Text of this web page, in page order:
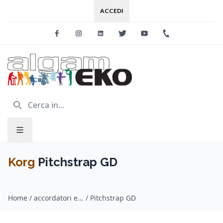
ACCEDI
FacebookInstagramLinkedinTwitter Youtube
Korg Pitchstrap GD
Home / accordatori e metronomi / Korg / Pitchstrap GD